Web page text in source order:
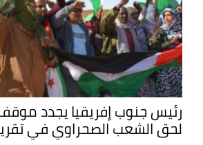
رئيس جنوب إفريقيا يجدد موقف
لحق الشعب الصحراوي في